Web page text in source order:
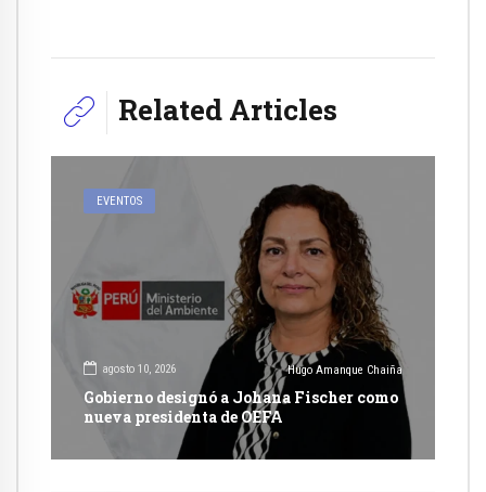
Related Articles
EVENTOS
agosto 10, 2026 Hugo Amanque Chaiña
Gobierno designó a Johana Fischer como
nueva presidenta de OEFA